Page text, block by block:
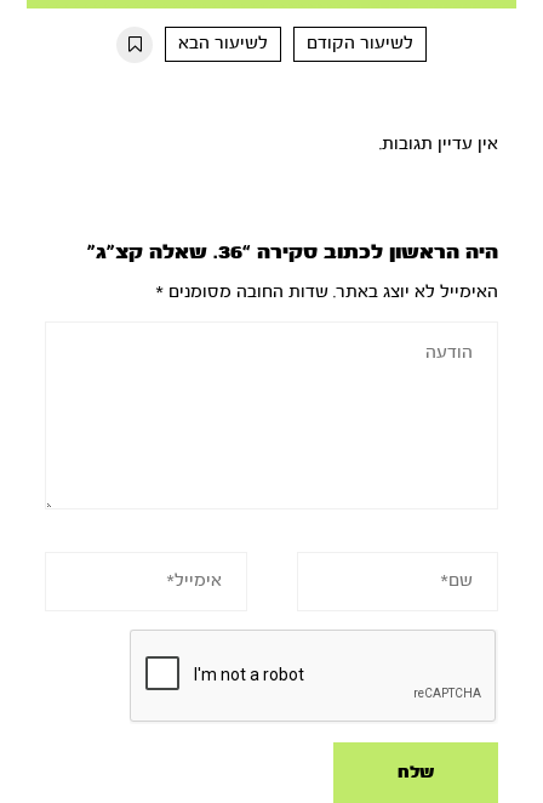
10s
10s
לשיעור הקודם
לשיעור הבא
אין עדיין תגובות.
היה הראשון לכתוב סקירה “36. שאלה קצ”ג”
האימייל לא יוצג באתר. שדות החובה מסומנים*